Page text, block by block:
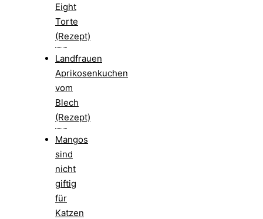
Eight
Torte
(Rezept)
Landfrauen
Aprikosenkuchen
vom
Blech
(Rezept)
Mangos
sind
nicht
giftig
für
Katzen